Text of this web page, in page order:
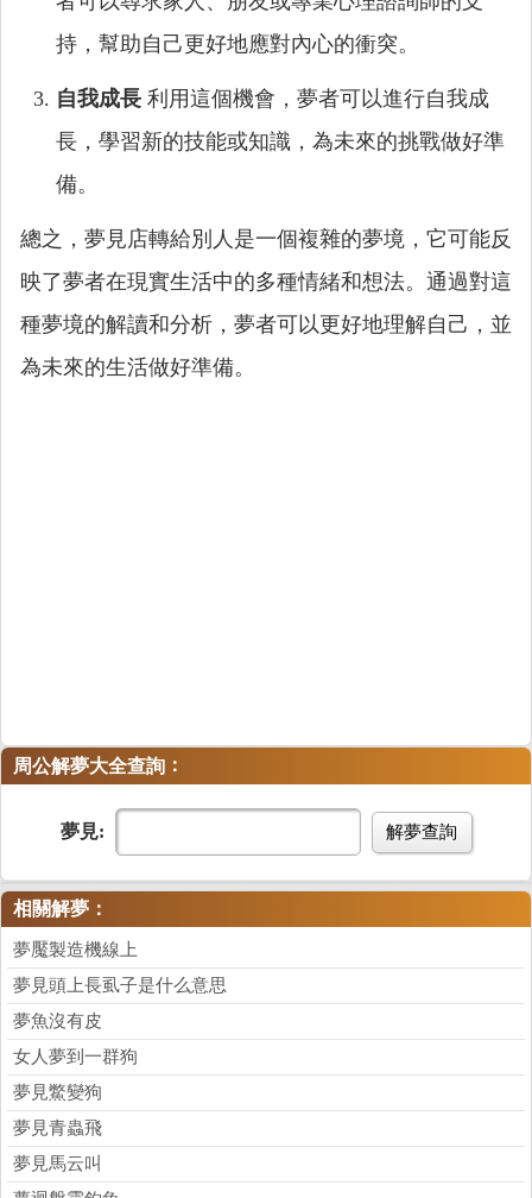
持，幫助自己更好地應對內心的衝突。
自我成長 利用這個機會，夢者可以進行自我成
長，學習新的技能或知識，為未來的挑戰做好準
備。
總之，夢見店轉給別人是一個複雜的夢境，它可能反
映了夢者在現實生活中的多種情緒和想法。通過對這
種夢境的解讀和分析，夢者可以更好地理解自己，並
為未來的生活做好準備。
周公解夢大全查詢 ：
夢見: 解夢查詢
相關解夢：
夢魘製造機線上
夢見頭上長虱子是什么意思
夢魚沒有皮
女人夢到一群狗
夢見鱉變狗
夢見青蟲飛
夢見馬云叫